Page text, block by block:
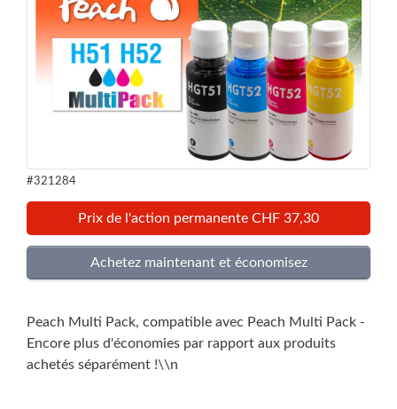
#321284
Prix de l'action permanente CHF 37,30
Peach Multi Pack, compatible avec Peach Multi Pack -
Encore plus d'économies par rapport aux produits
achetés séparément !\\n